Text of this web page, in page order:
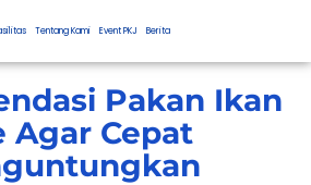
Tentang Kami Event PKJ Berita
Pakan Ikan
Agar Cepat